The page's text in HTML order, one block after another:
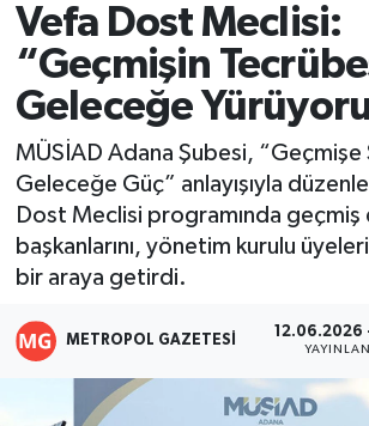
Vefa Dost Meclisi:
“Geçmişin
Geleceğe
MÜSİAD Adana Şubesi, “Geçmişe
Geleceğe Güç” anlayışıyla
Dost Meclisi programında geçmiş
başkanlarını, yönetim kurulu
bir araya getirdi.
METROPOL GAZETESI 12.06.2026
Resmi İlanlar